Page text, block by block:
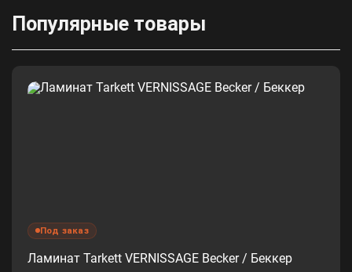
Популярные товары
Под заказ
Ламинат Tarkett VERNISSAGE Becker / Беккер